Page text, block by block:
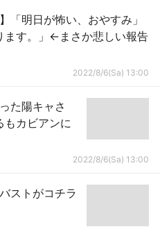
「明日が怖い、おやすみ」
ます。」←まさか悲しい報告
2022/8/6(Sa) 13:00
た陽キャさ
もカビアンに
2022/8/6(Sa) 13:00
ストがコチラ